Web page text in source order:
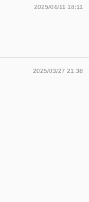
2025/04/11 18:11
2025/03/27 21:38